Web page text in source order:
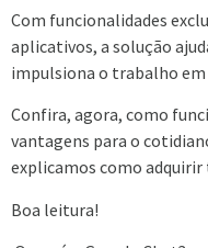
Com funcionalidades
aplicativos, a solução
impulsiona o trabalho em
Confira, agora, como
vantagens para o
explicamos como adquirir
Boa leitura!